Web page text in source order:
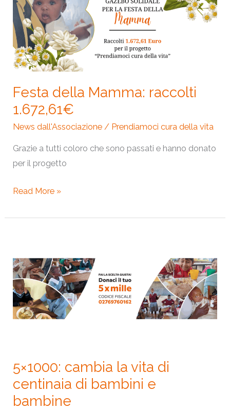
Festa della Mamma: raccolti
1.672,61€
News dall'Associazione / Prendiamoci cura della vita
Grazie a tutti coloro che sono passati e hanno donato
per il progetto
raccolti
1.672,61€
Read More »
5×1000: cambia la vita di
centinaia di bambini e
bambine
la
vita
di
centinaia
bambine